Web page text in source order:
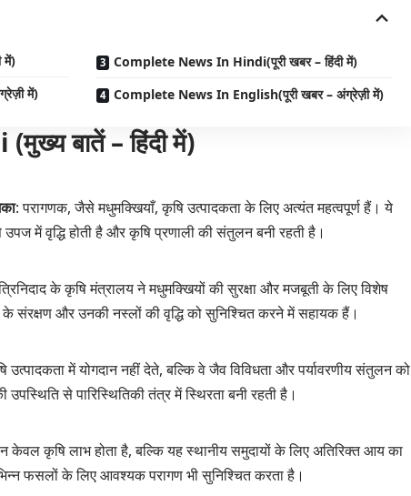
में)
में)
Complete News In Hindi(पूरी खबर – हिंदी में)
Complete News In English(पूरी खबर – अंग्रेज़ी में)
बातें – हिंदी में)
: परागणक, जैसे मधुमक्खियाँ, कृषि उत्पादकता के लिए अत्यंत महत्वपूर्ण हैं। ये
में वृद्धि होती है और कृषि प्रणाली की संतुलन बनी रहती है।
के कृषि मंत्रालय ने मधुमक्खियों की सुरक्षा और मजबूती के लिए विशेष
के संरक्षण और उनकी नस्लों की वृद्धि को सुनिश्चित करने में सहायक हैं।
में योगदान नहीं देते, बल्कि वे जैव विविधता और पर्यावरणीय संतुलन को
से पारिस्थितिकी तंत्र में स्थिरता बनी रहती है।
कृषि लाभ होता है, बल्कि यह स्थानीय समुदायों के लिए अतिरिक्त आय का
फसलों के लिए आवश्यक परागण भी सुनिश्चित करता है।